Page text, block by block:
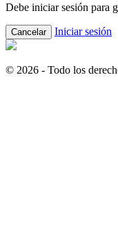
Debe iniciar sesión para
Cancelar Iniciar sesión
© 2026 - Todo los